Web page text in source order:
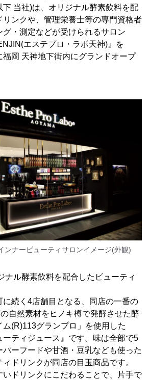
下 当社)は、オリジナル酵素飲料を配
リンクや、管理栄養士等の専門資格者
グ・測定などが受けられるサロン
エステプロ・ラボ天神)』を
福岡 天神地下街内にグランドオープ
ンナービューティサロンイメージ(外観)
ル酵素飲料を配合したビューティ
に続く4店舗目となる、同店の一番の
自然素材をヒノキ樽で発酵させた酵
(R)113グランプロ」を使用した
ーティジュース』です。味は全部で5
ーフードや甘酒・豆乳なども使った
ドリンクが同店の目玉商品です。
いドリンクにこだわることで、片手で